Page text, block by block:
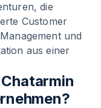
die
Customer
und
aus einer